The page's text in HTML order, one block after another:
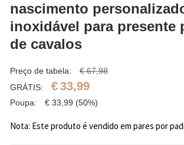
nascimento
inoxidável para presente
de cavalos
Preço de tabela:
€ 67,98
GRÁTIS:
€33,99
Poupa: € 33,99 (50%)
Nota: Este produto é vendido em pares por